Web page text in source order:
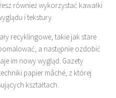
również wykorzystać kawałki
i tekstury.
recyklingowe, takie jak stare
a następnie ozdobić
im nowy wygląd. Gazety
papier mâché, z której
kształtach.